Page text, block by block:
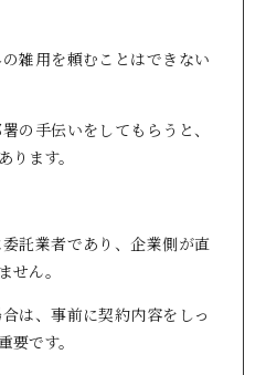
雑用を頼むことはできない
の手伝いをしてもらうと、
ります。
託業者であり、企業側が直
せん。
は、事前に契約内容をしっ
要です。